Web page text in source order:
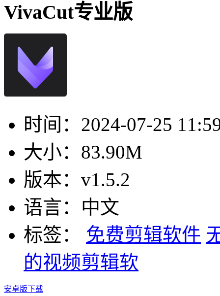
VivaCut专业版
时间： 2024-07-25
大小： 83.90M
版本： v1.5.2
语言： 中文
标签：
免费剪辑软件
的视频剪辑软
安卓版下载